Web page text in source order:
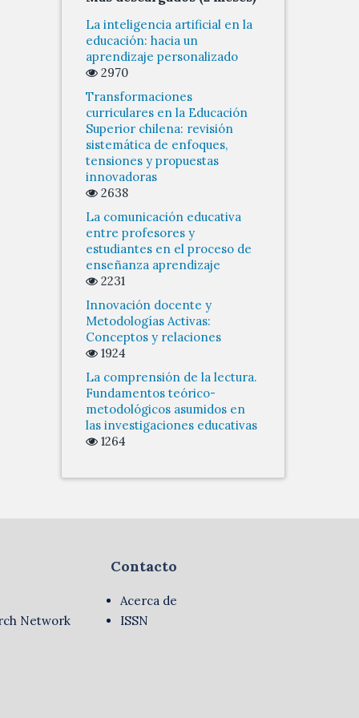
La inteligencia artificial en la
educación: hacia un
aprendizaje personalizado
2970
Transformaciones
curriculares en la Educación
Superior chilena: revisión
sistemática de enfoques,
tensiones y propuestas
innovadoras
2638
La comunicación educativa
entre profesores y
estudiantes en el proceso de
enseñanza aprendizaje
2231
Innovación docente y
Metodologías Activas:
Conceptos y relaciones
1924
La comprensión de la lectura.
Fundamentos teórico-
metodológicos asumidos en
las investigaciones educativas
1264
Network
Contacto
Acerca de
ISSN